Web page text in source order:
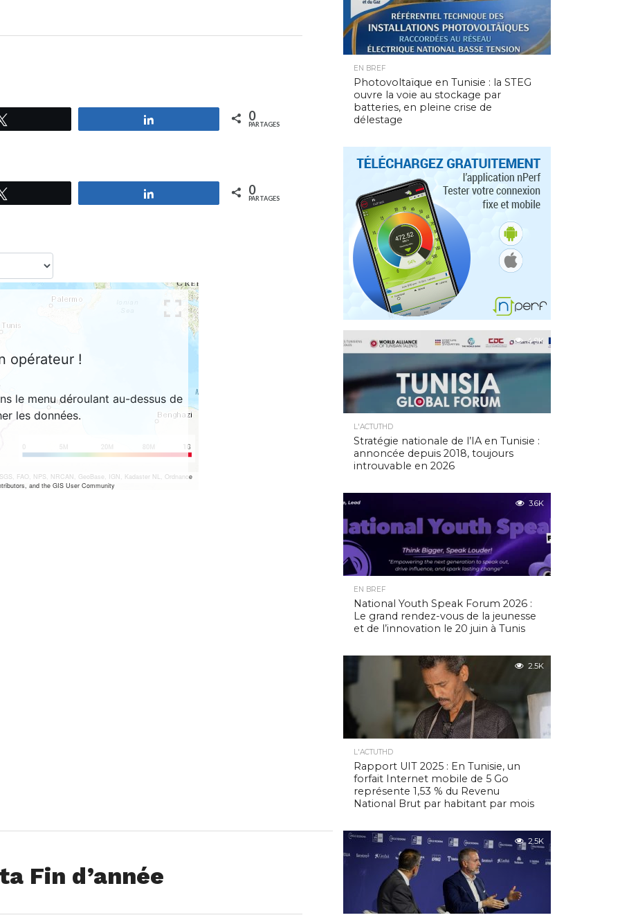
0
PARTAGES
0
PARTAGES
Fin d’année
EN BREF
Photovoltaïque en Tunisie : la STEG
ouvre la voie au stockage par
batteries, en pleine crise de
délestage
4.9K
L'ACTUTHD
Stratégie nationale de l’IA en Tunisie :
annoncée depuis 2018, toujours
introuvable en 2026
3.6K
EN BREF
National Youth Speak Forum 2026 :
Le grand rendez-vous de la jeunesse
et de l’innovation le 20 juin à Tunis
2.5K
L'ACTUTHD
Rapport UIT 2025 : En Tunisie, un
forfait Internet mobile de 5 Go
représente 1,53 % du Revenu
National Brut par habitant par mois
2.5K